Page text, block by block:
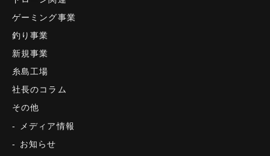
ゲーミング事業
釣り事業
新規事業
糸島工場
社長のコラム
その他
メディア情報
お知らせ